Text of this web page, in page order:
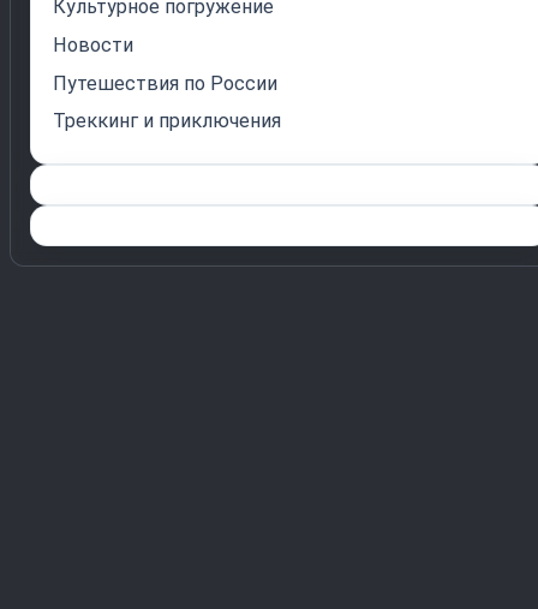
Культурное погружение
Новости
Путешествия по России
Треккинг и приключения